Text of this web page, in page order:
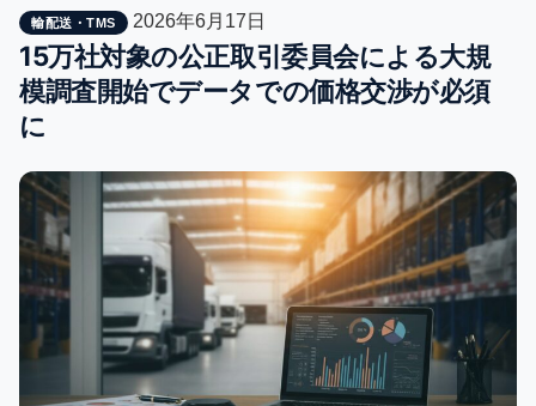
輸配送・TMS 2026年6月17日
15万社対象の公正取引委員会による大規
模調査開始でデータでの価格交渉が必須
に